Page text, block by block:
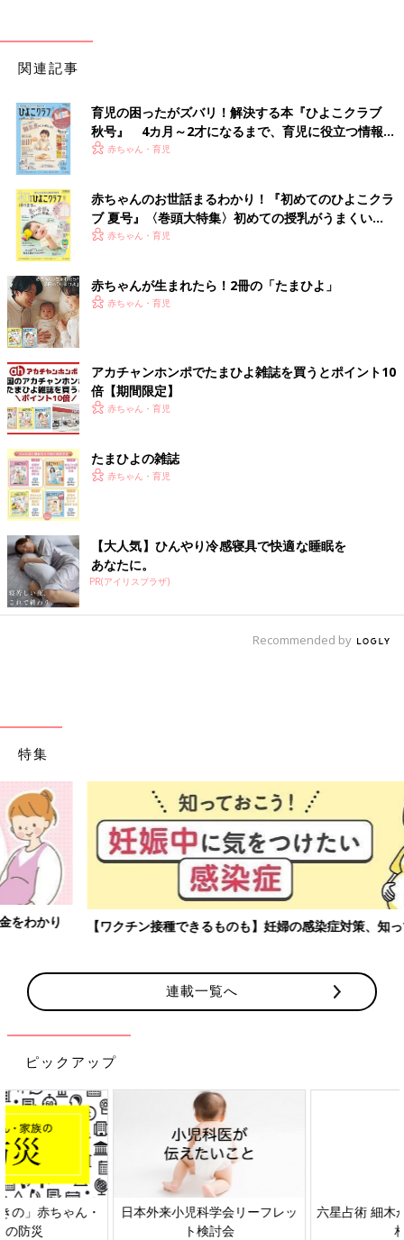
関連記事
育児の困ったがズバリ！解決する本『ひよこクラブ
秋号』 4カ月～2才になるまで、育児に役立つ情報が
いっぱい！
赤ちゃん・育児
赤ちゃんのお世話まるわかり！『初めてのひよこクラ
ブ 夏号』〈巻頭大特集〉初めての授乳がうまくい
く！ おっぱい・ミルクの基本と夏のトラブル 解決テ
赤ちゃん・育児
赤ちゃんが生まれたら！2冊の「たまひよ」
赤ちゃん・育児
アカチャンホンポでたまひよ雑誌を買うとポイント10
倍【期間限定】
赤ちゃん・育児
たまひよの雑誌
赤ちゃん・育児
【大人気】ひんやり冷感寝具で快適な睡眠を
あなたに。
PR(アイリスプラザ)
Recommended by
特集
【ワクチン接種できるものも】妊婦の感染症対策、知っておいて！
連載一覧へ
ピックアップ
日本外来小児科学会リーフレッ
六星占術 細木かおりさんの人生